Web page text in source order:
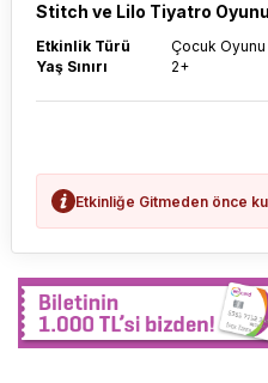
Stitch ve Lilo Tiyatro Oyunu
Etkinlik Türü
Çocuk Oyunu
Yaş Sınırı
2+
Etkinliğe Gitmeden önce